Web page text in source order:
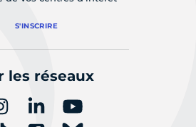
S'INSCRIRE
les réseaux